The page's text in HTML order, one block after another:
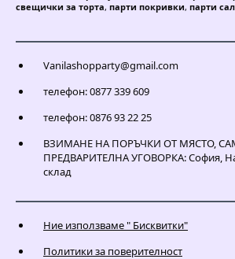
свещички за торта, парти покривки, парти
Vanilashopparty@gmail.com
телефон: 0877 339 609
телефон: 0876 93 22 25
ВЗИМАНЕ НА ПОРЪЧКИ ОТ МЯСТО,
ПРЕДВАРИТЕЛНА УГОВОРКА: София,
склад
Ние използваме " Бисквитки"
Политики за поверителност